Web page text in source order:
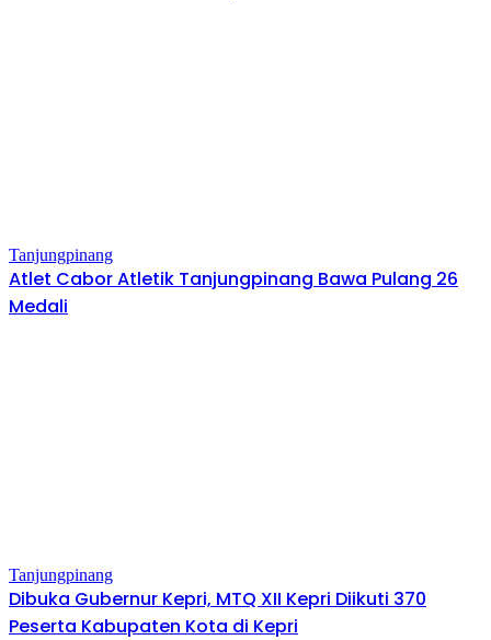
Tanjungpinang
Atlet Cabor Atletik Tanjungpinang Bawa Pulang 26
Medali
Tanjungpinang
Dibuka Gubernur Kepri, MTQ XII Kepri Diikuti 370
Peserta Kabupaten Kota di Kepri